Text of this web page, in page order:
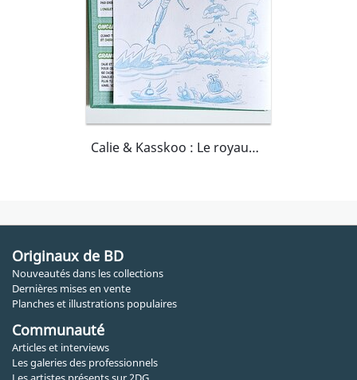
Calie & Kasskoo : Le royaume de Haute Rivière
Originaux de BD
Nouveautés dans les collections
Dernières mises en vente
Planches et illustrations populaires
Communauté
Articles et interviews
Les galeries des professionnels